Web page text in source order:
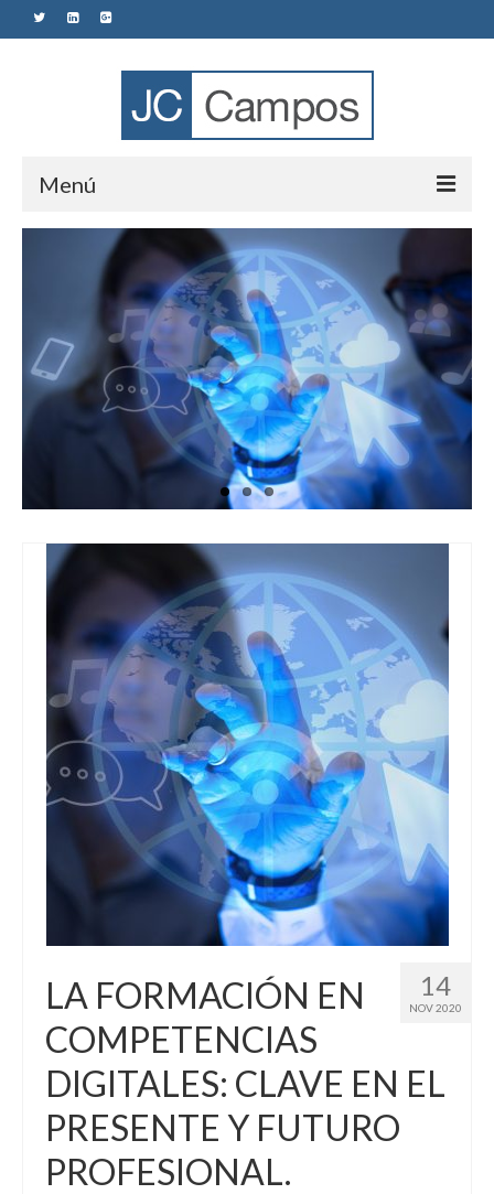
Menú
Sobre Mi
Mis Publicaciones
Social Media
Marketing
E-commerce
Talento Directivo
Contacto
14
NOV 2020
LA FORMACIÓN EN
COMPETENCIAS
DIGITALES: CLAVE EN EL
PRESENTE Y FUTURO
PROFESIONAL.